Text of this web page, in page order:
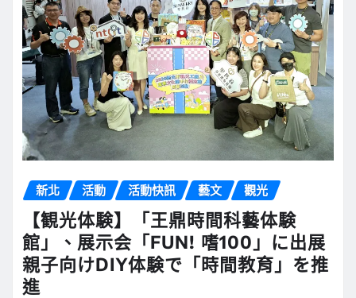
新北 活動 活動快訊 藝文 觀光
【観光体験】「王鼎時間科藝体験
館」、展示会「FUN! 嗜100」に出展
親子向けDIY体験で「時間教育」を推
進